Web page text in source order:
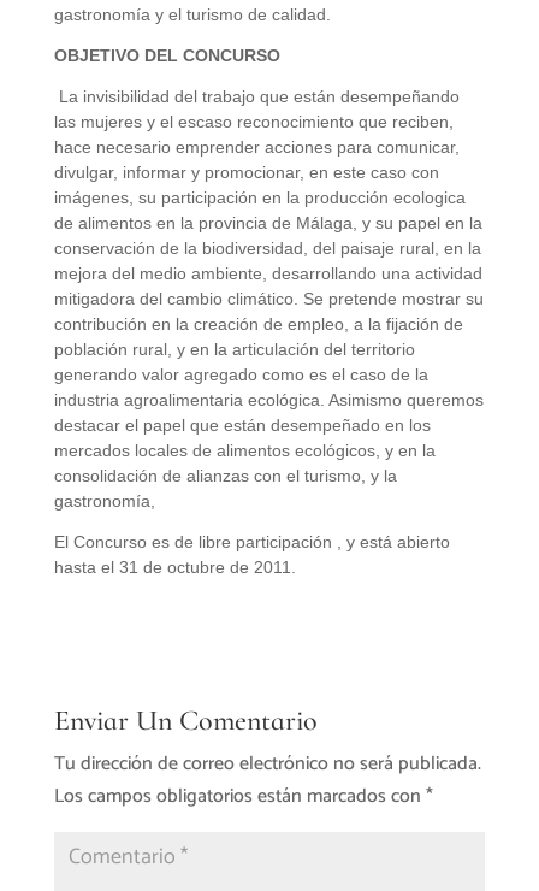
gastronomía y el turismo de calidad.
OBJETIVO DEL CONCURSO
La invisibilidad del trabajo que están desempeñando
las mujeres y el escaso reconocimiento que reciben,
hace necesario emprender acciones para comunicar,
divulgar, informar y promocionar, en este caso con
imágenes, su participación en la producción ecologica
de alimentos en la provincia de Málaga, y su papel en la
conservación de la biodiversidad, del paisaje rural, en la
mejora del medio ambiente, desarrollando una actividad
mitigadora del cambio climático. Se pretende mostrar su
contribución en la creación de empleo, a la fijación de
población rural, y en la articulación del territorio
generando valor agregado como es el caso de la
industria agroalimentaria ecológica. Asimismo queremos
destacar el papel que están desempeñado en los
mercados locales de alimentos ecológicos, y en la
consolidación de alianzas con el turismo, y la
gastronomía,
El Concurso es de libre participación , y está abierto
hasta el 31 de octubre de 2011.
Enviar Un Comentario
Tu dirección de correo electrónico no será publicada.
Los campos obligatorios están marcados con*